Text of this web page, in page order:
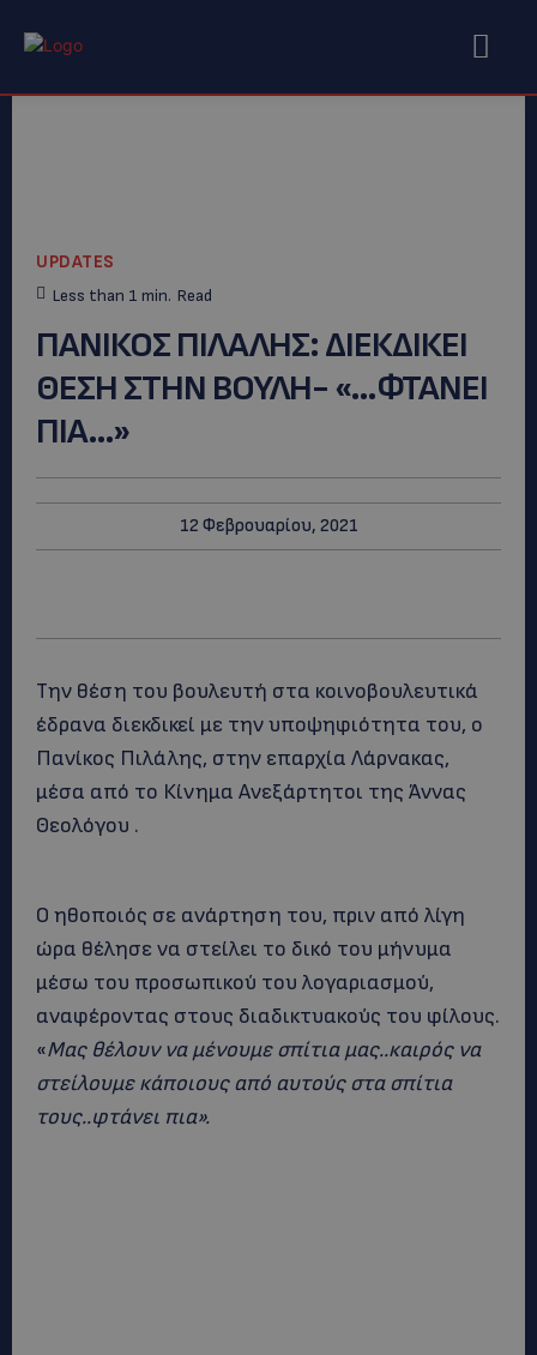
UPDATES
Less than 1 min. Read
ΠΑΝΙΚΟΣ ΠΙΛΑΛΗΣ: ΔΙΕΚΔΙΚΕΙ
ΘΕΣΗ ΣΤΗΝ ΒΟΥΛΗ- «…ΦΤΑΝΕΙ
ΠΙΑ…»
12 Φεβρουαρίου, 2021
Την θέση του βουλευτή στα κοινοβουλευτικά
έδρανα διεκδικεί με την υποψηφιότητα του, ο
Πανίκος Πιλάλης, στην επαρχία Λάρνακας,
μέσα από το Κίνημα Ανεξάρτητοι της Άννας
Θεολόγου .
Ο ηθοποιός σε ανάρτηση του, πριν από λίγη
ώρα θέλησε να στείλει το δικό του μήνυμα
μέσω του προσωπικού του λογαριασμού,
αναφέροντας στους διαδικτυακούς του φίλους.
«Μας θέλουν να μένουμε σπίτια μας..καιρός να
στείλουμε κάποιους από αυτούς στα σπίτια
τους..φτάνει πια».